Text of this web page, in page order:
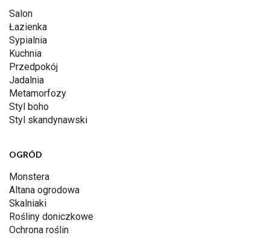
Salon
Łazienka
Sypialnia
Kuchnia
Przedpokój
Jadalnia
Metamorfozy
Styl boho
Styl skandynawski
OGRÓD
Monstera
Altana ogrodowa
Skalniaki
Rośliny doniczkowe
Ochrona roślin